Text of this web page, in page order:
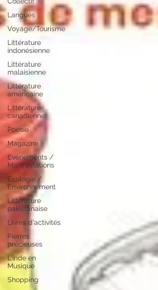
Langues
Voyage/Tourisme
Littérature
indonésienne
Littérature
malaisienne
Littérature
américaine
Littérature
canadienne
Poésie
Magazine
Evènements /
Manifestations
Ecologie /
Environnement
Littérature
pakistanaise
Livres d'activités
Pierres
précieuses
L'Inde en
Musique
Shopping